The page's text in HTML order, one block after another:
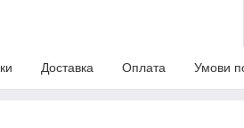
Доставка Оплата Умови